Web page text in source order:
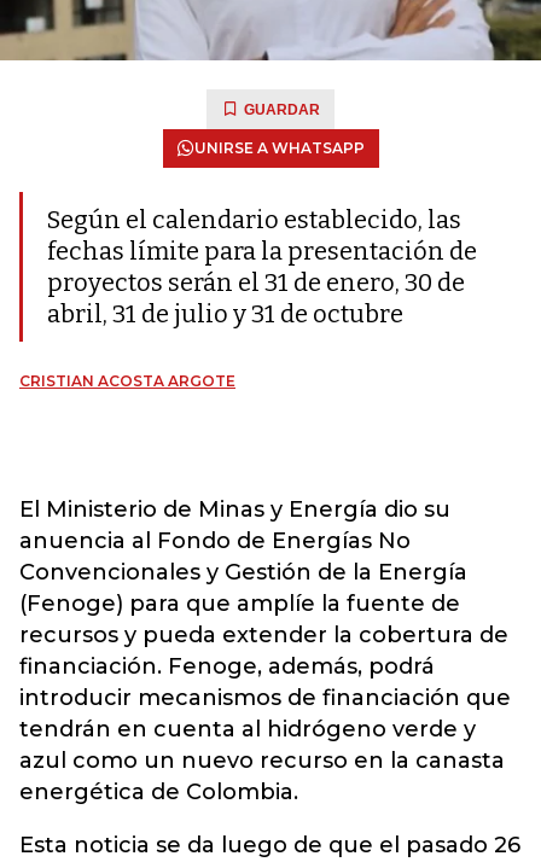
GUARDAR
UNIRSE A WHATSAPP
Según el calendario establecido, las
fechas límite para la presentación de
proyectos serán el 31 de enero, 30 de
abril, 31 de julio y 31 de octubre
CRISTIAN ACOSTA ARGOTE
El Ministerio de Minas y Energía dio su
anuencia al Fondo de Energías No
Convencionales y Gestión de la Energía
(Fenoge) para que amplíe la fuente de
recursos y pueda extender la cobertura de
financiación. Fenoge, además, podrá
introducir mecanismos de financiación que
tendrán en cuenta al hidrógeno verde y
azul como un nuevo recurso en la canasta
energética de Colombia.
Esta noticia se da luego de que el pasado 26